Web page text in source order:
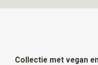
Collectie met vegan